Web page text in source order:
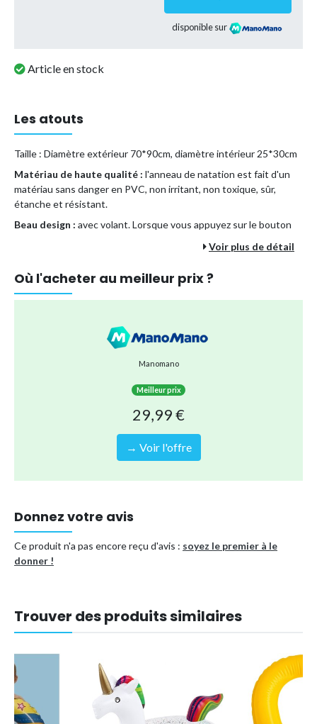
disponible sur
Article en stock
Les atouts
Taille : Diamètre extérieur 70*90cm, diamètre intérieur 25*30cm
Matériau de haute qualité : l'anneau de natation est fait d'un
matériau sans danger en PVC, non irritant, non toxique, sûr,
étanche et résistant.
Beau design : avec volant. Lorsque vous appuyez sur le bouton
que le bébé puisse s'asseoir dans l'eau. Il peut favoriser le
développement des muscles des jambes du bébé. Les enfants
Que ce soit à la piscine ou à la mer, c'est le choix parfait pour des
Bouée, brassière
8172333127845
Voir plus de détail
Où l'acheter au meilleur prix ?
Manomano
Meilleur prix
29,99 €
→ Voir l'offre
Donnez votre avis
Ce produit n'a pas encore reçu d'avis : soyez le premier à le
donner !
Trouver des produits similaires